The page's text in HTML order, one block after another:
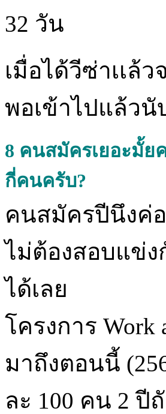
32 วัน
เมื่อได้วีซ่าเเล้
พอเข้าไปแล้วนั
8 คนสมัครเยอะมั้ย
กี่คนครับ?
คนสมัครปีนึงค่
ไม่ต้องสอบแข่
ได้เลย
โครงการ Work
มาถึงตอนนี้
ละ 100 คน 2 ปี